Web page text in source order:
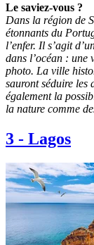
Le saviez-vous ?
Dans la région de
étonnants du
l’enfer. Il s’agit
dans l’océan : une
photo. La ville
sauront séduire les
également la
la nature comme
3 - Lagos